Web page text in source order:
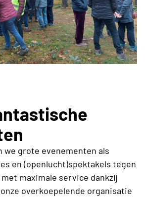
we grote evenementen als
en (openlucht)spektakels tegen
maximale service dankzij
overkoepelende organisatie